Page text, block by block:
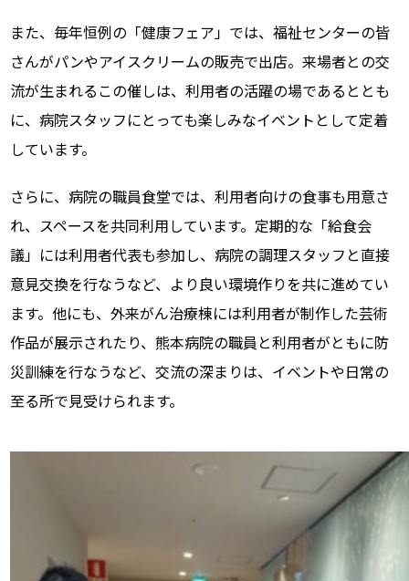
また、毎年恒例の「健康フェア」では、福祉センターの皆
さんがパンやアイスクリームの販売で出店。来場者との交
流が生まれるこの催しは、利用者の活躍の場であるととも
に、病院スタッフにとっても楽しみなイベントとして定着
しています。
さらに、病院の職員食堂では、利用者向けの食事も用意さ
れ、スペースを共同利用しています。定期的な「給食会
議」には利用者代表も参加し、病院の調理スタッフと直接
意見交換を行なうなど、より良い環境作りを共に進めてい
ます。他にも、外来がん治療棟には利用者が制作した芸術
作品が展示されたり、熊本病院の職員と利用者がともに防
災訓練を行なうなど、交流の深まりは、イベントや日常の
至る所で見受けられます。